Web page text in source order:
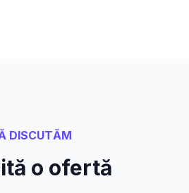
DISCUTĂM
o ofertă